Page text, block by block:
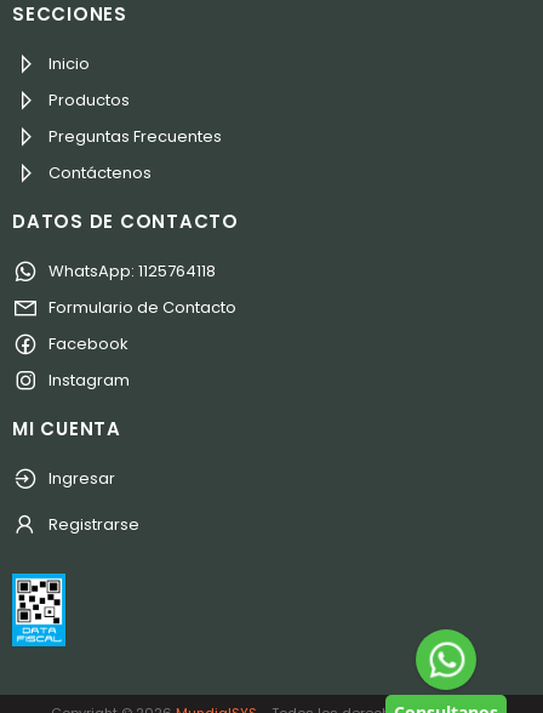
SECCIONES
Inicio
Productos
Preguntas Frecuentes
Contáctenos
DATOS DE CONTACTO
WhatsApp: 1125764118
Formulario de Contacto
Facebook
Instagram
MI CUENTA
Ingresar
Registrarse